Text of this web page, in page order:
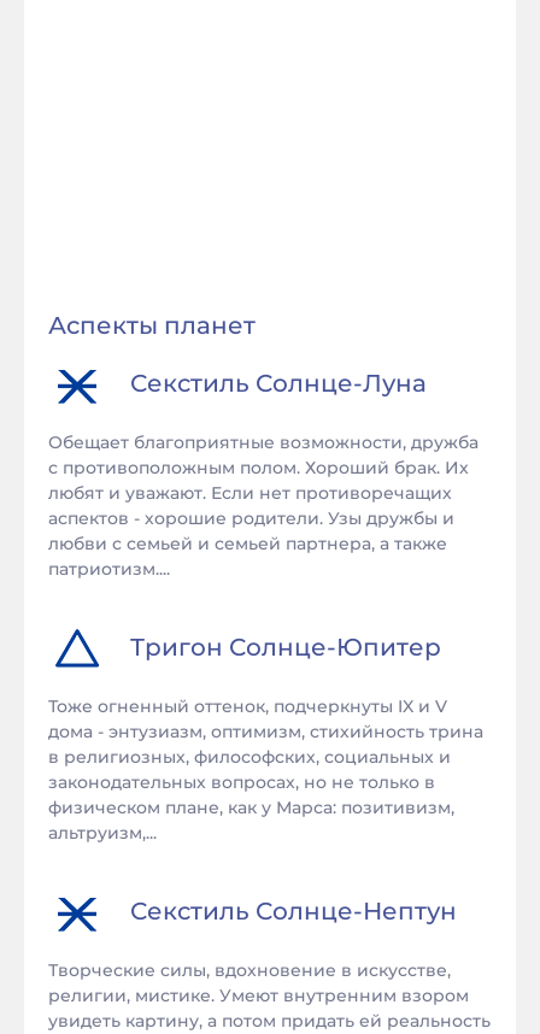
Аспекты планет
Секстиль Солнце-Луна
Обещает благоприятные возможности, дружба
с противоположным полом. Хороший брак. Их
любят и уважают. Если нет противоречащих
аспектов - хорошие родители. Узы дружбы и
любви с семьей и семьей партнера, а также
патриотизм....
Тригон Солнце-Юпитер
Тоже огненный оттенок, подчеркнуты IX и V
дома - энтузиазм, оптимизм, стихийность трина
в религиозных, философских, социальных и
законодательных вопросах, но не только в
физическом плане, как у Марса: позитивизм,
альтруизм,...
Секстиль Солнце-Нептун
Творческие силы, вдохновение в искусстве,
религии, мистике. Умеют внутренним взором
увидеть картину, а потом придать ей реальность